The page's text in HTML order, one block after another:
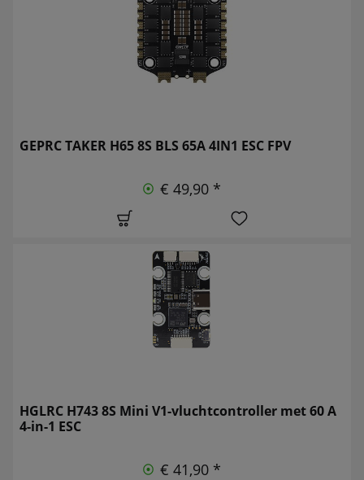
GEPRC TAKER H65 8S BLS 65A 4IN1 ESC FPV
€ 49,90 *
HGLRC H743 8S Mini V1-vluchtcontroller met 60 A
4-in-1 ESC
€ 41,90 *